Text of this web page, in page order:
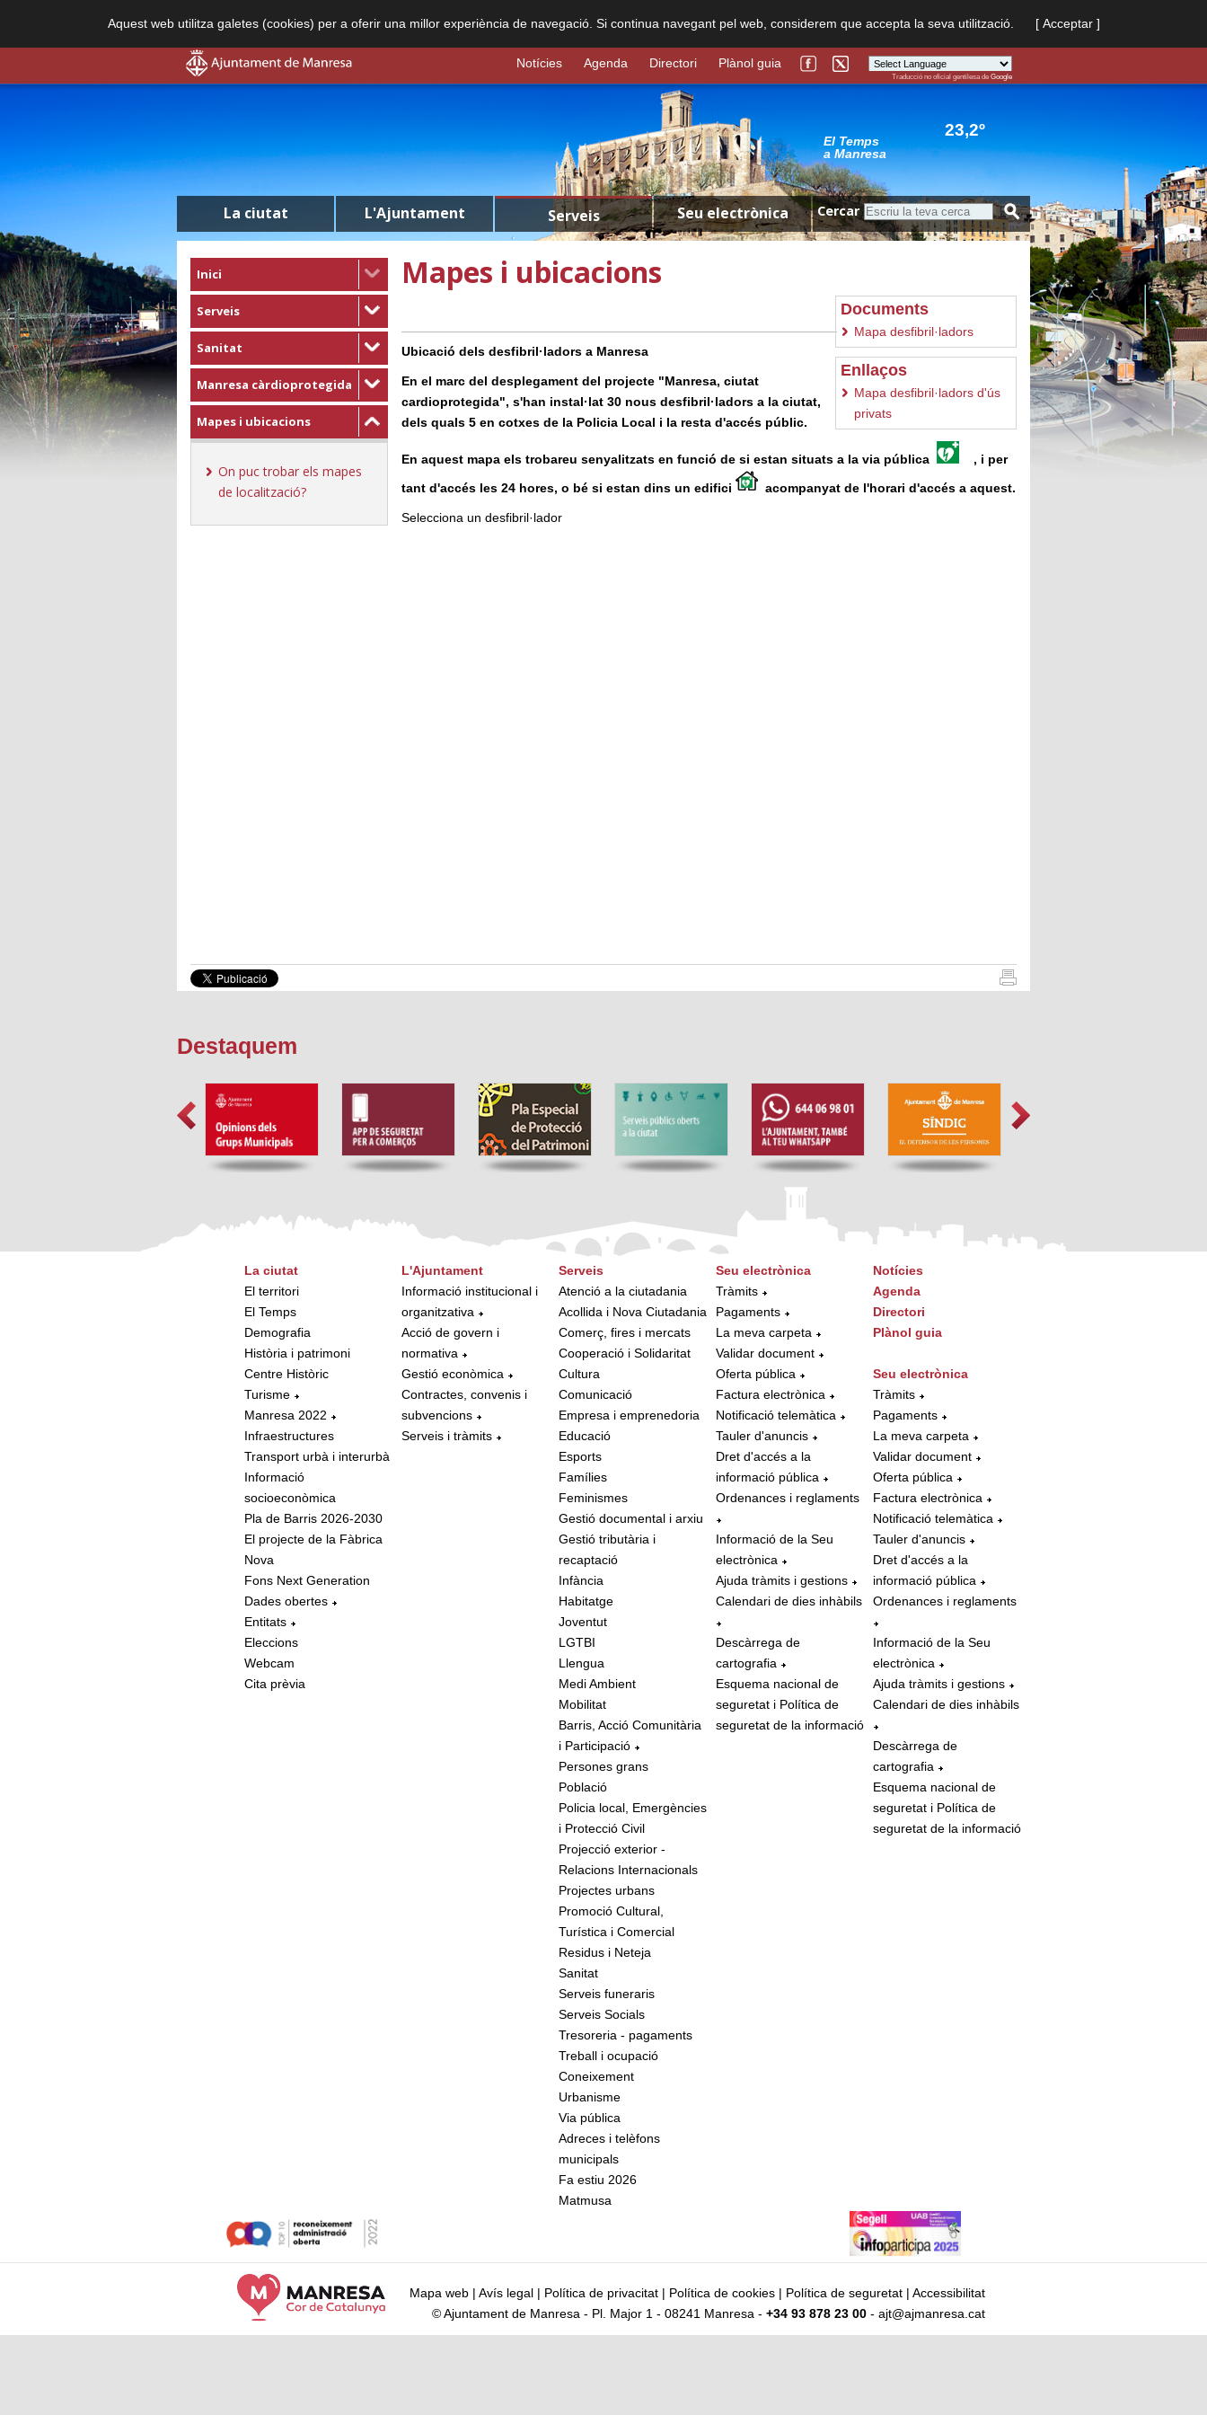
Aquest web utilitza galetes (cookies) per a oferir una millor experiència de navegació. Si continua navegant pel web, considerem que accepta la seva utilització. [ Acceptar ]
Powered by
Traducció no oficial gentilesa de Google
Notícies Agenda Directori Plànol guia
El Temps
a Manresa
23,2º
La ciutat L'Ajuntament Serveis Seu electrònica Cercar
Inici
Serveis
Sanitat
Manresa càrdioprotegida
Mapes i ubicacions
On puc trobar els mapes
de localització?
Mapes i ubicacions
Documents
Mapa desfibril·ladors
Enllaços
Mapa desfibril·ladors d'ús
privats
Ubicació dels desfibril·ladors a Manresa
En el marc del desplegament del projecte "Manresa, ciutat
cardioprotegida", s'han instal·lat 30 nous desfibril·ladors a la ciutat,
dels quals 5 en cotxes de la Policia Local i la resta d'accés públic.
En aquest mapa els trobareu senyalitzats en funció de si estan situats a la via pública
, i per
tant d'accés les 24 hores, o bé si estan dins un edifici
acompanyat de l'horari d'accés a aquest.
Selecciona un desfibril·lador
Destaquem
La ciutat
El territori
El Temps
Demografia
Història i patrimoni
Centre Històric
Turisme
Manresa 2022
Infraestructures
Transport urbà i interurbà
Informació
socioeconòmica
Pla de Barris 2026-2030
El projecte de la Fàbrica
Nova
Fons Next Generation
Dades obertes
Entitats
Eleccions
Webcam
Cita prèvia
L'Ajuntament
Informació institucional i
organitzativa
Acció de govern i
normativa
Gestió econòmica
Contractes, convenis i
subvencions
Serveis i tràmits
Serveis
Atenció a la ciutadania
Acollida i Nova Ciutadania
Comerç, fires i mercats
Cooperació i Solidaritat
Cultura
Comunicació
Empresa i emprenedoria
Educació
Esports
Famílies
Feminismes
Gestió documental i arxiu
Gestió tributària i
recaptació
Infància
Habitatge
Joventut
LGTBI
Llengua
Medi Ambient
Mobilitat
Barris, Acció Comunitària
i Participació
Persones grans
Població
Policia local, Emergències
i Protecció Civil
Projecció exterior -
Relacions Internacionals
Projectes urbans
Promoció Cultural,
Turística i Comercial
Residus i Neteja
Sanitat
Serveis funeraris
Serveis Socials
Tresoreria - pagaments
Treball i ocupació
Coneixement
Urbanisme
Via pública
Adreces i telèfons
municipals
Fa estiu 2026
Matmusa
Seu electrònica
Tràmits
Pagaments
La meva carpeta
Validar document
Oferta pública
Factura electrònica
Notificació telemàtica
Tauler d'anuncis
Dret d'accés a la
informació pública
Ordenances i reglaments
Informació de la Seu
electrònica
Ajuda tràmits i gestions
Calendari de dies inhàbils
Descàrrega de
cartografia
Esquema nacional de
seguretat i Política de
seguretat de la informació
Notícies
Agenda
Directori
Plànol guia
Seu electrònica
Tràmits
Pagaments
La meva carpeta
Validar document
Oferta pública
Factura electrònica
Notificació telemàtica
Tauler d'anuncis
Dret d'accés a la
informació pública
Ordenances i reglaments
Informació de la Seu
electrònica
Ajuda tràmits i gestions
Calendari de dies inhàbils
Descàrrega de
cartografia
Esquema nacional de
seguretat i Política de
seguretat de la informació
Mapa web | Avís legal | Política de privacitat | Política de cookies | Política de seguretat | Accessibilitat
© Ajuntament de Manresa - Pl. Major 1 - 08241 Manresa - +34 93 878 23 00 - ajt@ajmanresa.cat